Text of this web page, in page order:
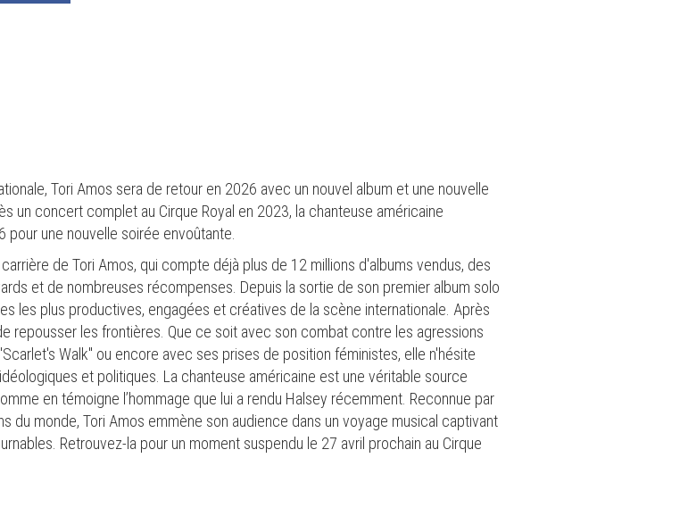
Tori Amos sera de retour en 2026 avec un nouvel album et une nouvelle
un concert complet au Cirque Royal en 2023, la chanteuse américaine
pour une nouvelle soirée envoûtante.
de Tori Amos, qui compte déjà plus de 12 millions d'albums vendus, des
et de nombreuses récompenses. Depuis la sortie de son premier album solo
les plus productives, engagées et créatives de la scène internationale. Après
repousser les frontières. Que ce soit avec son combat contre les agressions
Walk" ou encore avec ses prises de position féministes, elle n'hésite
et politiques. La chanteuse américaine est une véritable source
en témoigne l’hommage que lui a rendu Halsey récemment. Reconnue par
du monde, Tori Amos emmène son audience dans un voyage musical captivant
Retrouvez-la pour un moment suspendu le 27 avril prochain au Cirque